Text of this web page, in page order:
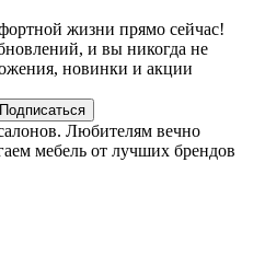
жизни прямо сейчас!
и вы никогда не
новинки и акции
Подписаться
Любителям вечно
мебель от лучших брендов